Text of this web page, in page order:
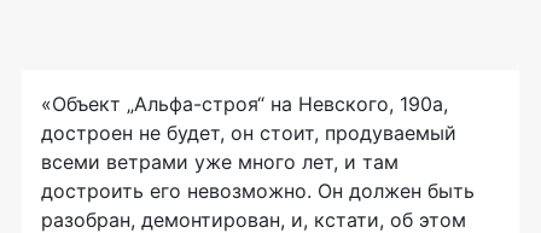
«Объект „Альфа-строя“ на Невского, 190а,
достроен не будет, он стоит, продуваемый
всеми ветрами уже много лет, и там
достроить его невозможно. Он должен быть
разобран, демонтирован, и, кстати, об этом